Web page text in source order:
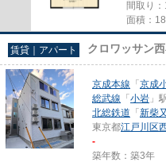
間取り
面積：
賃貸｜アパート クロワッサン
京成本線 「 京成
総武線 「 小岩 」
北総鉄道 「 新柴又
東京都江戸川区
-
築年数：築3年